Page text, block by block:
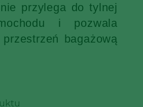
przylega do tylnej
i pozwala
bagażową